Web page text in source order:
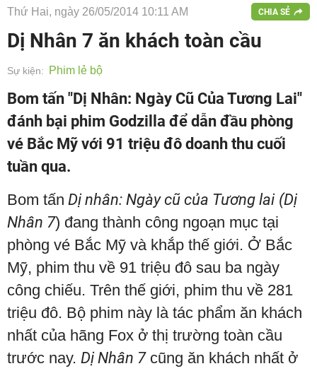
Thứ Hai, ngày 26/05/2014 10:11 AM CHIA SẺ
Dị Nhân 7 ăn khách toàn cầu
Sự kiện: Phim lẻ bộ
Bom tấn "Dị Nhân: Ngày Cũ Của Tương Lai"
đánh bại phim Godzilla để dẫn đầu phòng
vé Bắc Mỹ với 91 triệu đô doanh thu cuối
tuần qua.
Bom tấn Dị nhân: Ngày cũ của Tương lai (Dị
Nhân 7) đang thành công ngoạn mục tại
phòng vé Bắc Mỹ và khắp thế giới. Ở Bắc
Mỹ, phim thu về 91 triệu đô sau ba ngày
công chiếu. Trên thế giới, phim thu về 281
triệu đô. Bộ phim này là tác phẩm ăn khách
nhất của hãng Fox ở thị trường toàn cầu
trước nay. Dị Nhân 7cũng ăn khách nhất ở